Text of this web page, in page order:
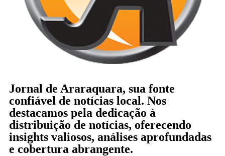
Jornal de Araraquara, sua fonte
confiável de notícias local. Nos
destacamos pela dedicação à
distribuição de notícias, oferecendo
insights valiosos, análises aprofundadas
e cobertura abrangente.